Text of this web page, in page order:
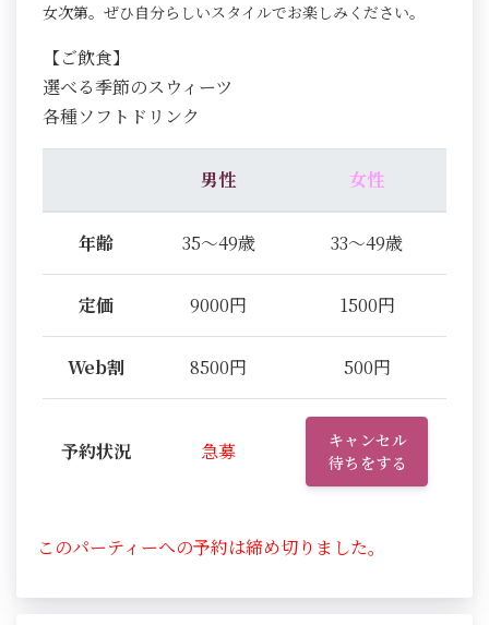
女次第。ぜひ自分らしいスタイルでお楽しみください。
【ご飲食】
選べる季節のスウィーツ
各種ソフトドリンク
男性 女性
年齢 35～49歳 33～49歳
定価 9000円 1500円
Web割 8500円 500円
予約状況 急募
キャンセル
待ちをする
このパーティーへの予約は締め切りました。